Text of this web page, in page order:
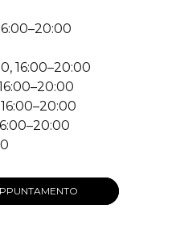
16:00–20:00